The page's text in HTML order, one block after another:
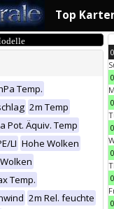
Top
Temp.
2m Temp
Pot. Äquiv. Temp
LI Hohe Wolken
Temp.
2m Rel. feuchte